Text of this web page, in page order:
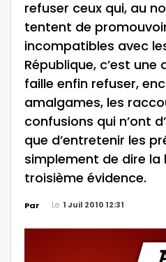
refuser ceux qui, au
tentent de
incompatibles avec
République, c’est une
faille enfin refuser,
amalgames, les
confusions qui n’ont
que d’entretenir les
simplement de dire la
troisième évidence.
Par Le 1 Juil 2010 12:31